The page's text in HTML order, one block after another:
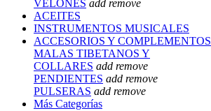
VELONES add remove
ACEITES
INSTRUMENTOS MUSICALES
ACCESORIOS Y COMPLEMENTOS
MALAS TIBETANOS Y
COLLARES add remove
PENDIENTES add remove
PULSERAS add remove
Más Categorías